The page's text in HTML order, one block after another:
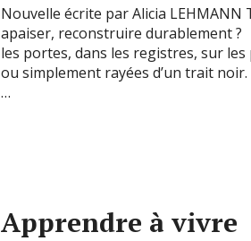
Nouvelle écrite par Alicia
apaiser, reconstruire durablement ?
les portes, dans les registres, sur
ou simplement rayées d’un trait
…
Apprendre à vivre